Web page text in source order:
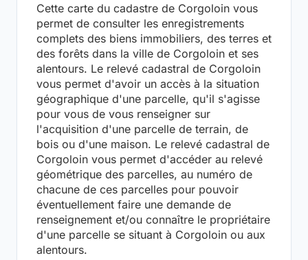
Cette carte du cadastre de Corgoloin vous
permet de consulter les enregistrements
complets des biens immobiliers, des terres et
des forêts dans la ville de Corgoloin et ses
alentours. Le relevé cadastral de Corgoloin
vous permet d'avoir un accès à la situation
géographique d'une parcelle, qu'il s'agisse
pour vous de vous renseigner sur
l'acquisition d'une parcelle de terrain, de
bois ou d'une maison. Le relevé cadastral de
Corgoloin vous permet d'accéder au relevé
géométrique des parcelles, au numéro de
chacune de ces parcelles pour pouvoir
éventuellement faire une demande de
renseignement et/ou connaître le propriétaire
d'une parcelle se situant à Corgoloin ou aux
alentours.